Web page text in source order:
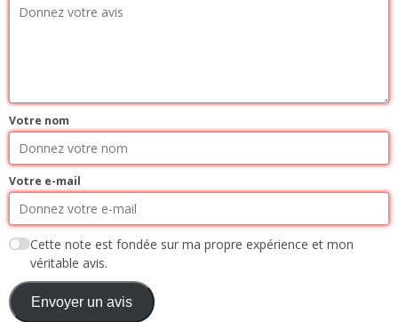
Votre nom
Votre e-mail
Cette note est fondée sur ma propre expérience et mon
véritable avis.
Envoyer un avis